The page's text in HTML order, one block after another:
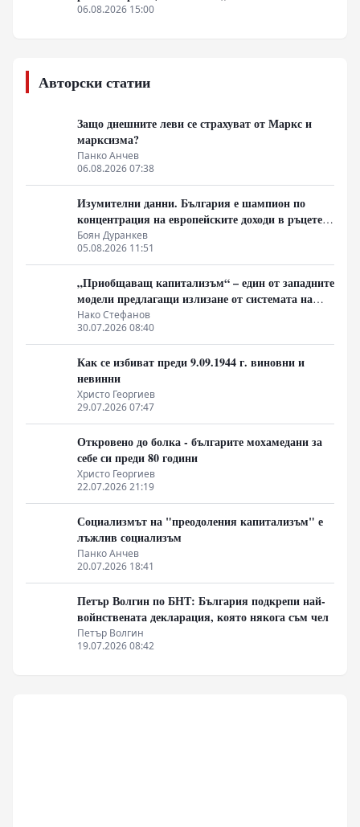
отбраната“
06.08.2026 15:00
Авторски статии
Защо днешните леви се страхуват от Маркс и
марксизма?
Панко Анчев
06.08.2026 07:38
Изумителни данни. България е шампион по
концентрация на европейските доходи в ръцете
на най-богатия 1%, надминава и САЩ
Боян Дуранкев
05.08.2026 11:51
„Приобщаващ капитализъм“ – един от западните
модели предлагащи излизане от системата на
неолиберализма
Нако Стефанов
30.07.2026 08:40
Как се избиват преди 9.09.1944 г. виновни и
невинни
Христо Георгиев
29.07.2026 07:47
Откровено до болка - българите мохамедани за
себе си преди 80 години
Христо Георгиев
22.07.2026 21:19
Социализмът на "преодоления капитализъм" е
лъжлив социализъм
Панко Анчев
20.07.2026 18:41
Петър Волгин по БНТ: България подкрепи най-
войнствената декларация, която някога съм чел
Петър Волгин
19.07.2026 08:42